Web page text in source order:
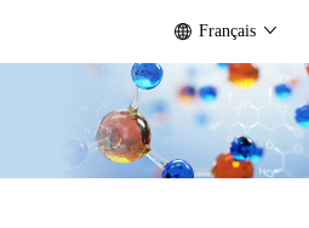
Français